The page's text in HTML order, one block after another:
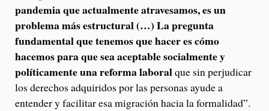
pandemia que actualmente atravesamos, es un
problema más estructural (…) La pregunta
fundamental que tenemos que hacer es cómo
hacemos para que sea aceptable socialmente y
políticamente una reforma laboralque sin perjudicar
los derechos adquiridos por las personas ayude a
entender y facilitar esa migración hacia la formalidad”.